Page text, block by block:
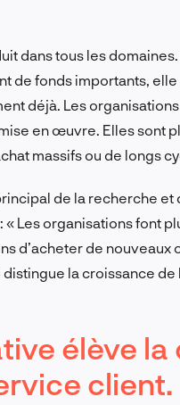
dans tous les
de fonds importants,
déjà. Les
en œuvre. Elles sont
massifs ou de longs
de la recherche et
Les organisations font
d’acheter de
la croissance de
élève
client.